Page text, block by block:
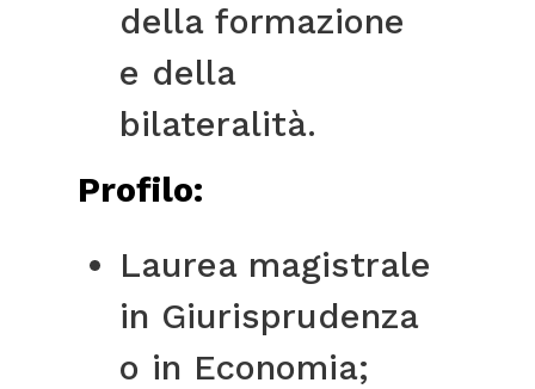
della formazione
e della
bilateralità.
Profilo:
Laurea magistrale
in Giurisprudenza
o in Economia;